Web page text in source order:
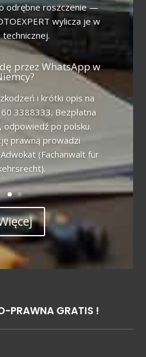
odrębne roszczenie —
wylicza je w
technicznej.
przez WhatsApp w
i krótki opis na
3388333. Bezpłatna
odpowiedź po polsku.
prawną prowadzi
(Fachanwalt für
PRAWNA GRATIS !